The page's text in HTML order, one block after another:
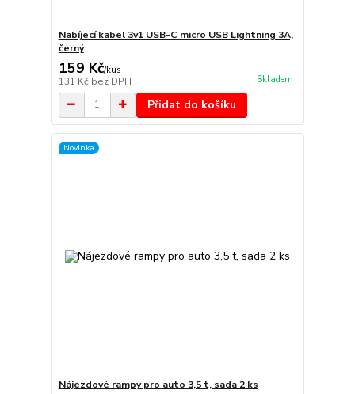
Nabíjecí kabel 3v1 USB-C micro USB Lightning 3A,
černý
159 Kč/kus
131 Kč bez DPH Skladem
Přidat do košíku
Novinka
Nájezdové rampy pro auto 3,5 t, sada 2 ks